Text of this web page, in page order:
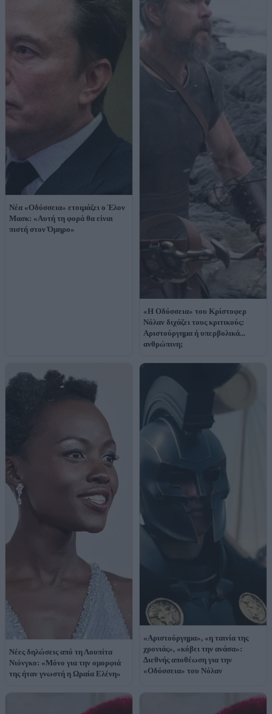
Νέα «Οδύσσεια» ετοιμάζει ο Έλον
Μασκ: «Αυτή τη φορά θα είναι
πιστή στον Όμηρο»
«Η Οδύσσεια» του Κρίστοφερ
Νόλαν διχάζει τους κριτικούς:
Αριστούργημα ή υπερβολικά...
ανθρώπινη;
Νέες δηλώσεις από τη Λουπίτα
Νιόνγκο: «Μόνο για την ομορφιά
της ήταν γνωστή η Ωραία Ελένη»
«Αριστούργημα», «η ταινία της
χρονιάς», «κόβει την ανάσα»:
Διεθνής αποθέωση για την
«Οδύσσεια» του Νόλαν